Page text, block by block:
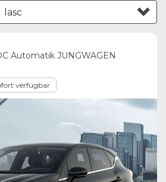
Leasing aufsteigend
Automatik JUNGWAGEN
verfügbar